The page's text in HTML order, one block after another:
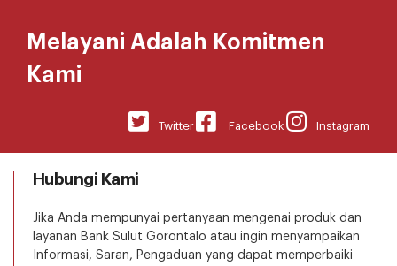
Melayani Adalah Komitmen
Kami
Instagram
Facebook
Twitter
Hubungi Kami
Jika Anda mempunyai pertanyaan mengenai produk dan
layanan Bank Sulut Gorontalo atau ingin menyampaikan
Informasi, Saran, Pengaduan yang dapat memperbaiki